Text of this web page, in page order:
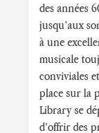
des années
jusqu’aux
à une
musicale
conviviales
place sur la
Library se
d’offrir des